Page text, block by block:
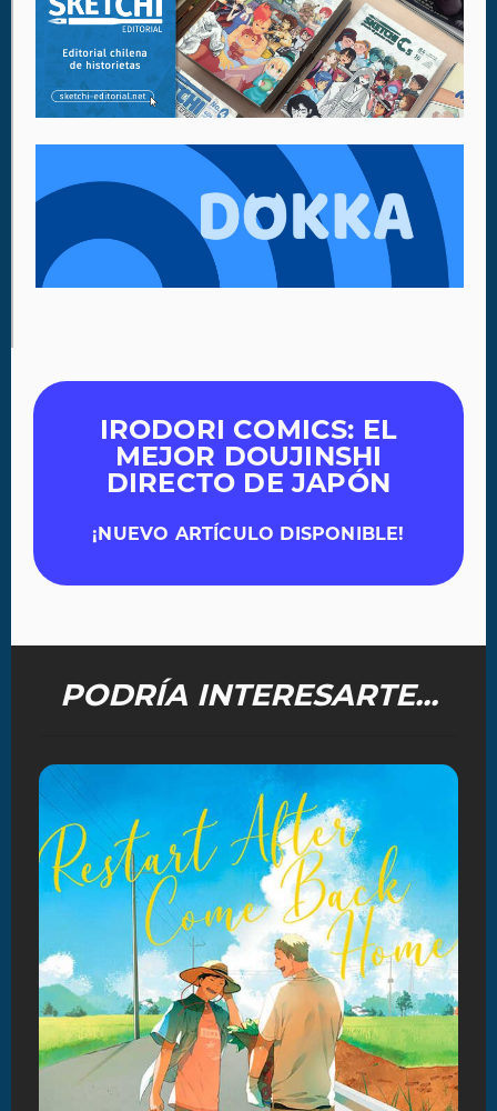
IRODORI COMICS: EL
MEJOR DOUJINSHI
DIRECTO DE JAPÓN
¡NUEVO ARTÍCULO DISPONIBLE!
PODRÍA INTERESARTE...